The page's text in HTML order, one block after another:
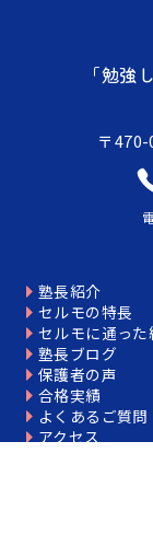
「勉強
〒
塾長紹介
セルモの特長
セルモに通った
塾長ブログ
保護者の声
合格実績
よくあるご質問
アクセス